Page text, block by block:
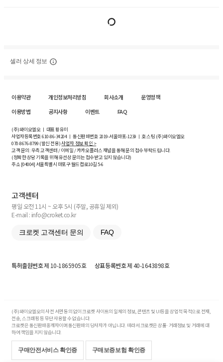
셀러 상세 정보
이용약관 개인정보처리방침 회사소개
운영정책
이용방법
공지사항 이벤트 FAQ
(주)와이오엘오 ㅣ 대표 황유미
사업자등록번호610-86-34204ㅣ 통신판매번호 2019-서울마포-1239 ㅣ 호스팅 (주)와이오엘오
070-8676-8799 (발신 전용)사업자 정보 확인 >
고객 문의: 우측 고객센터 / 이메일 / 카카오플러스 채널을 통해 문의 접수 부탁드립니다.
(정확한 상담 기록을 위해 유선상 문의는 접수받고 있지 않습니다)
주소 [04004] 서울특별시 마포구 월드컵로10길5-6
고객센터
평일 오전 11시 ~ 오후 5시 (주말, 공휴일 제외)
E-mail : info@croket.co.kr
크로켓 고객센터 문의 FAQ
특허출원번호제 10-1865905호 상표등록번호제 40-1643898호
(주)와이오엘오의 사전 서면 동의 없이 크로켓 사이트의 일체의 정보, 콘텐츠 및 UI등을 상업적 목적으로 전재,
전송, 스크래핑 등 무단 사용할 수 없습니다.
크로켓은 통신판매중개자이며 통신판매의 당사자가 아닙니다. 따라서 크로켓은 상품·거래정보 및 거래에 대
하여 책임을 지지 않습니다.
구매안전서비스 확인증 구매보증보험 확인증